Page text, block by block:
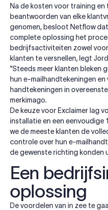
Na de kosten voor training
beantwoorden van elke
genomen, besloot Netflow
complete oplossing het
bedrijfsactiviteiten zowel
klanten te versnellen, legt
"Steeds meer klanten bleken
hun e-mailhandtekeningen en
handtekeningen in
merkimago.
De keuze voor Exclaimer lag
installatie en een eenvoudige
we de meeste klanten de
controle over hun e-
de gewenste richting konden
Een
oplossing
De voordelen van in zee te